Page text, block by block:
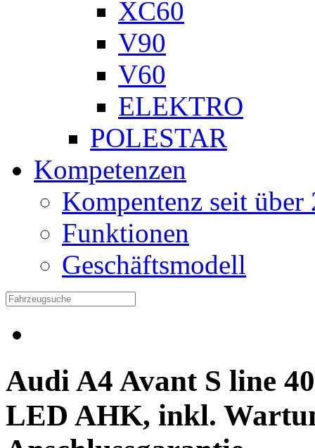
XC60
V90
V60
ELEKTRO
POLESTAR
Kompetenzen
Kompentenz seit über
Funktionen
Geschäftsmodell
Audi A4 Avant S line
LED AHK, inkl.